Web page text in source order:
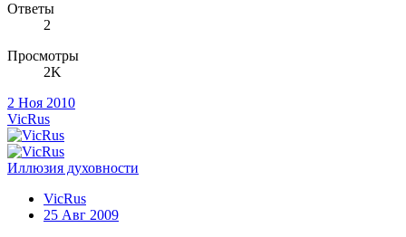
Ответы
2
Просмотры
2K
2 Ноя 2010
VicRus
Иллюзия духовности
VicRus
25 Авг 2009